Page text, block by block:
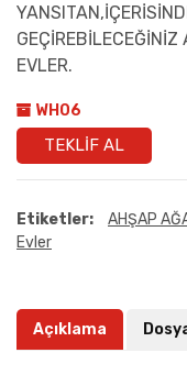
EVLER.
WH06
TEKLIF AL
Etiketler: AHŞAP
Evler
Açıklama